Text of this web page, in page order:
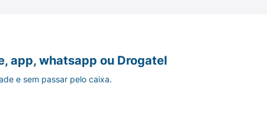
app, whatsapp ou Drogatel
e sem passar pelo caixa.